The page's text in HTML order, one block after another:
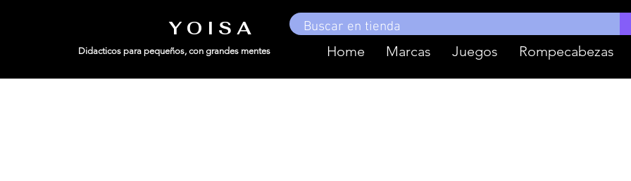
Y O I S A
Didacticos para pequeños, con grandes mentes Home Marcas Juegos Rompecabezas